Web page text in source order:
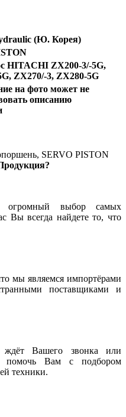
(Ю. Корея)
HITACHI ZX200-3/-5G,
ZX270/-3, ZX280-5G
на фото может не
описанию
SERVO PISTON
огромный выбор самых
Вы всегда найдете то, что
мы являемся импортёрами
поставщиками и
ждёт Вашего звонка или
помочь Вам с подбором
техники.